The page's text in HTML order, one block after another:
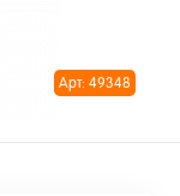
Арт: 49348